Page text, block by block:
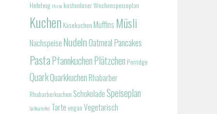
Hefeteig Hirse kostenloser Wochenspeiseplan
Kuchen Käsekuchen Muffins Müsli
Nachspeise NudelnOatmealPancakes
PastaPfannkuchenPlätzchen Porridge
QuarkQuarkkuchen Rhabarber
Rhabarberkuchen SchokoladeSpeiseplan
Süßkartoffel Tarte vegan Vegetarisch